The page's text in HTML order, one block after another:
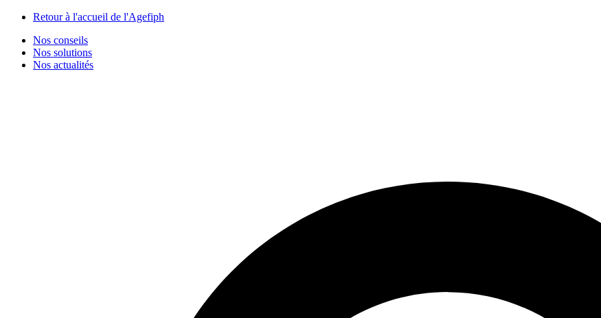
Retour à l'accueil de l'Agefiph
Nos conseils
Nos solutions
Nos actualités